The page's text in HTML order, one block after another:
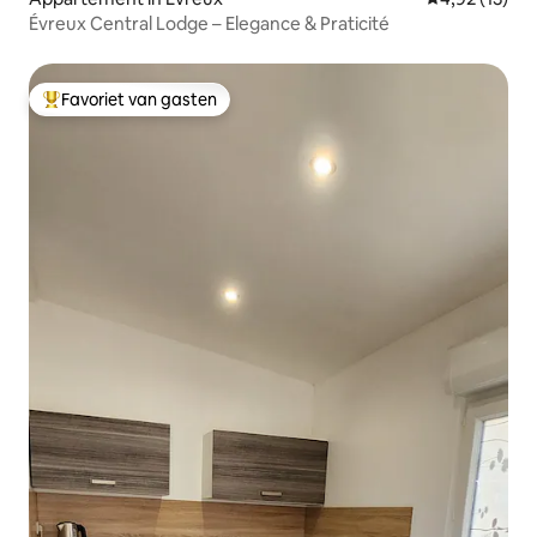
Évreux Central Lodge – Elegance & Praticité
Topfavoriet van gasten
Favoriet van gasten